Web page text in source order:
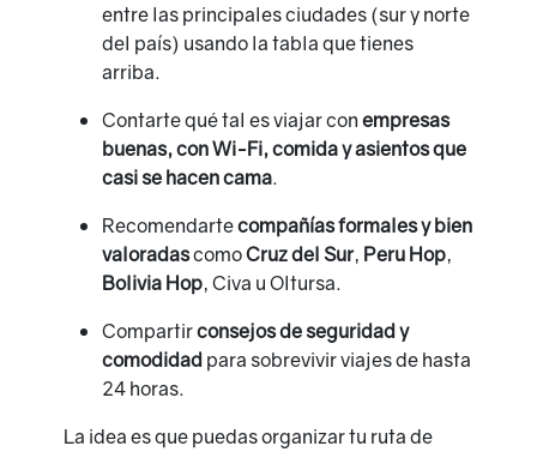
entre las principales ciudades (sur y norte
del país) usando la tabla que tienes
arriba.
Contarte qué tal es viajar conempresas
buenas, con Wi-Fi, comida y asientos que
casi se hacen cama.
Recomendartecompañías formales y bien
valoradascomoCruz del Sur, Peru Hop,
Bolivia Hop, Civa u Oltursa.
Compartirconsejos de seguridad y
comodidadpara sobrevivir viajes de hasta
24 horas.
La idea es que puedas organizar tu ruta de